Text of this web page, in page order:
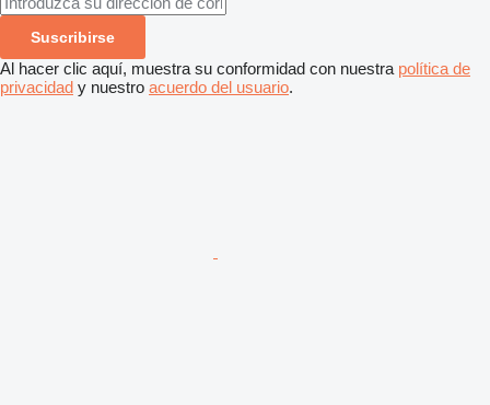
Suscribirse
Al hacer clic aquí, muestra su conformidad con nuestra política de
privacidad y nuestro acuerdo del usuario.